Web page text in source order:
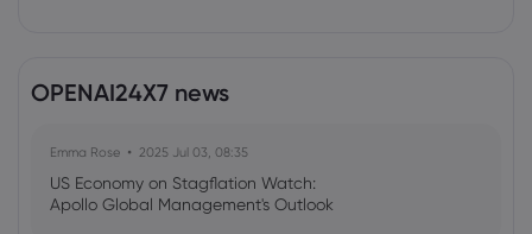
OPENAI24X7 news
Emma Rose 2025 Jul 03, 08:35
US Economy on Stagflation Watch:
Apollo Global Management's Outlook